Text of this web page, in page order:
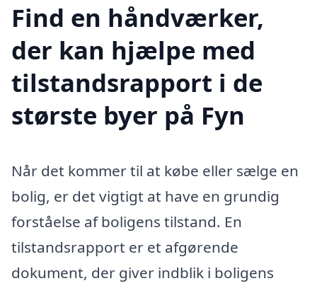
Find en håndværker,
der kan hjælpe med
tilstandsrapport i de
største byer på Fyn
Når det kommer til at købe eller sælge en
bolig, er det vigtigt at have en grundig
forståelse af boligens tilstand. En
tilstandsrapport er et afgørende
dokument, der giver indblik i boligens